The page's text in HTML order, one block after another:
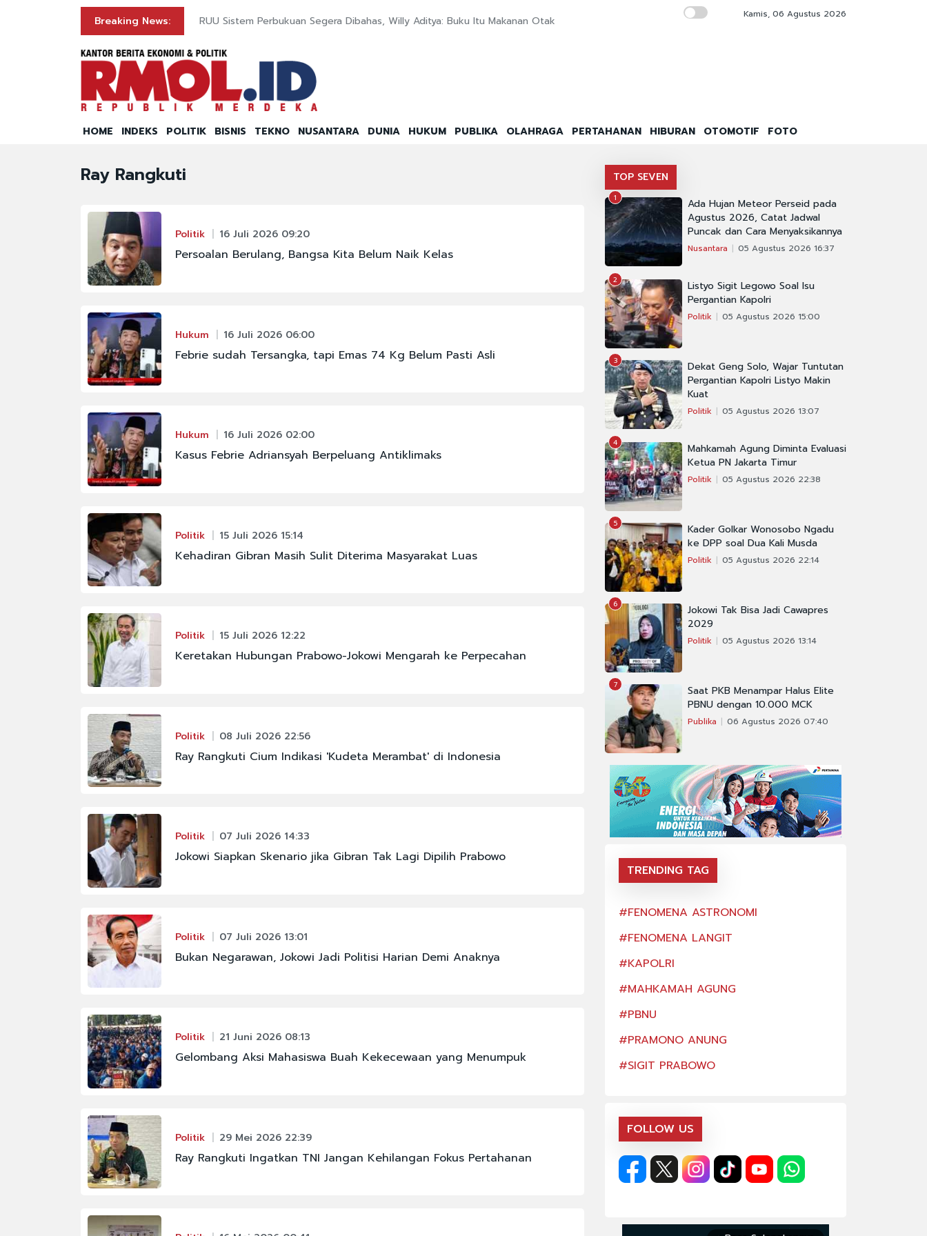
Breaking News: RUU Sistem Perbukuan Segera Dibahas, Willy Aditya: Buku Itu Makanan Otak Tim 9 Kejagung Geledah Rumah Nurman
Kamis, 06 Agustus 2026
HOME INDEKS POLITIK BISNIS TEKNO NUSANTARA DUNIA HUKUM PUBLIKA OLAHRAGA PERTAHANAN HIBURAN OTOMOTIF FOTO
Ray Rangkuti
Politik 16 Juli 2026 09:20
Persoalan Berulang, Bangsa Kita Belum Naik Kelas
Hukum 16 Juli 2026 06:00
Febrie sudah Tersangka, tapi Emas 74 Kg Belum Pasti Asli
Hukum 16 Juli 2026 02:00
Kasus Febrie Adriansyah Berpeluang Antiklimaks
Politik 15 Juli 2026 15:14
Kehadiran Gibran Masih Sulit Diterima Masyarakat Luas
Politik 15 Juli 2026 12:22
Keretakan Hubungan Prabowo-Jokowi Mengarah ke Perpecahan
Politik 08 Juli 2026 22:56
Ray Rangkuti Cium Indikasi 'Kudeta Merambat' di Indonesia
Politik 07 Juli 2026 14:33
Jokowi Siapkan Skenario jika Gibran Tak Lagi Dipilih Prabowo
Politik 07 Juli 2026 13:01
Bukan Negarawan, Jokowi Jadi Politisi Harian Demi Anaknya
Politik 21 Juni 2026 08:13
Gelombang Aksi Mahasiswa Buah Kekecewaan yang Menumpuk
Politik 29 Mei 2026 22:39
Ray Rangkuti Ingatkan TNI Jangan Kehilangan Fokus Pertahanan
TOP SEVEN
1
Ada Hujan Meteor Perseid pada
Agustus 2026, Catat Jadwal
Puncak dan Cara Menyaksikannya
Nusantara 05 Agustus 2026 16:37
2
Listyo Sigit Legowo Soal Isu
Pergantian Kapolri
Politik 05 Agustus 2026 15:00
3
Dekat Geng Solo, Wajar Tuntutan
Pergantian Kapolri Listyo Makin
Kuat
Politik 05 Agustus 2026 13:07
4
Mahkamah Agung Diminta Evaluasi
Ketua PN Jakarta Timur
Politik 05 Agustus 2026 22:38
5
Kader Golkar Wonosobo Ngadu
ke DPP soal Dua Kali Musda
Politik 05 Agustus 2026 22:14
6
Jokowi Tak Bisa Jadi Cawapres
2029
Politik 05 Agustus 2026 13:14
7
Saat PKB Menampar Halus Elite
PBNU dengan 10.000 MCK
Publika 06 Agustus 2026 07:40
TRENDING TAG
#FENOMENA LANGIT
#KAPOLRI
#PRAMONO ANUNG
#SIGIT PRABOWO
#KAPOLRI
#SIGIT PRABOWO
#FENOMENA ASTRONOMI
#FENOMENA LANGIT
#KAPOLRI
#MAHKAMAH AGUNG
#PBNU
#PRAMONO ANUNG
#SIGIT PRABOWO
FOLLOW US